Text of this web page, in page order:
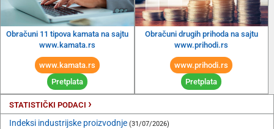
Obračuni 11 tipova kamata na sajtu
www.kamata.rs
www.kamata.rs
Pretplata
Obračuni drugih prihoda na sajtu
www.prihodi.rs
www.prihodi.rs
Pretplata
STATISTIČKI PODACI ›
Indeksi industrijske proizvodnje (31/07/2026)